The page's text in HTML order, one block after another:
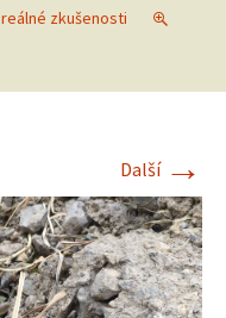
zkušenosti
Další →